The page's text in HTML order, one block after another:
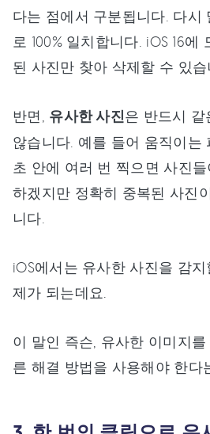
다는 점에서 구분됩니다. 다시
로 100% 일치합니다. iOS 16에
된 사진만 찾아 삭제할 수 있습
반면, 유사한 사진은 반드시
않습니다. 예를 들어 움직이는
초 안에 여러 번 찍으면 사진
하겠지만 정확히 중복된 사진
니다.
iOS에서는 유사한 사진을 감
제가 되는데요.
이 말인 즉슨, 유사한 이미지
른 해결 방법을 사용해야 한다